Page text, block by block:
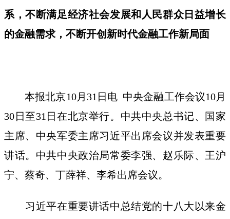
系，不断满足经济社会发展和人民群众日益增长
的金融需求，不断开创新时代金融工作新局面
本报北京10月31日电 中央金融工作会议10月
30日至31日在北京举行。中共中央总书记、国家
主席、中央军委主席习近平出席会议并发表重要
讲话。中共中央政治局常委李强、赵乐际、王沪
宁、蔡奇、丁薛祥、李希出席会议。
习近平在重要讲话中总结党的十八大以来金